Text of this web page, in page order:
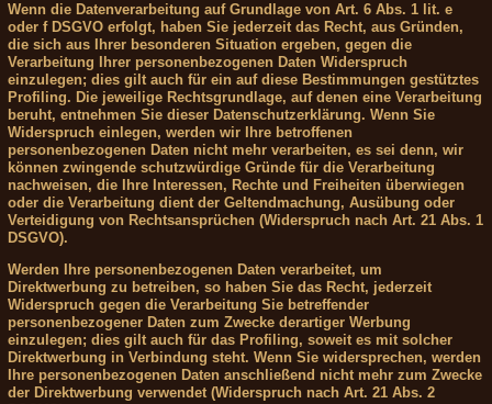
Wenn die Datenverarbeitung auf Grundlage von Art. 6 Abs. 1 lit. e
oder f DSGVO erfolgt, haben Sie jederzeit das Recht, aus Gründen,
die sich aus Ihrer besonderen Situation ergeben, gegen die
Verarbeitung Ihrer personenbezogenen Daten Widerspruch
einzulegen; dies gilt auch für ein auf diese Bestimmungen gestütztes
Profiling. Die jeweilige Rechtsgrundlage, auf denen eine Verarbeitung
beruht, entnehmen Sie dieser Datenschutzerklärung. Wenn Sie
Widerspruch einlegen, werden wir Ihre betroffenen
personenbezogenen Daten nicht mehr verarbeiten, es sei denn, wir
können zwingende schutzwürdige Gründe für die Verarbeitung
nachweisen, die Ihre Interessen, Rechte und Freiheiten überwiegen
oder die Verarbeitung dient der Geltendmachung, Ausübung oder
Verteidigung von Rechtsansprüchen (Widerspruch nach Art. 21 Abs. 1
DSGVO).
Werden Ihre personenbezogenen Daten verarbeitet, um
Direktwerbung zu betreiben, so haben Sie das Recht, jederzeit
Widerspruch gegen die Verarbeitung Sie betreffender
personenbezogener Daten zum Zwecke derartiger Werbung
einzulegen; dies gilt auch für das Profiling, soweit es mit solcher
Direktwerbung in Verbindung steht. Wenn Sie widersprechen, werden
Ihre personenbezogenen Daten anschließend nicht mehr zum Zwecke
der Direktwerbung verwendet (Widerspruch nach Art. 21 Abs. 2